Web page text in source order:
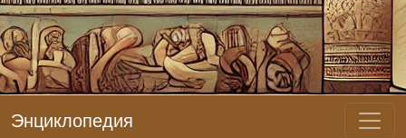
Энциклопедия